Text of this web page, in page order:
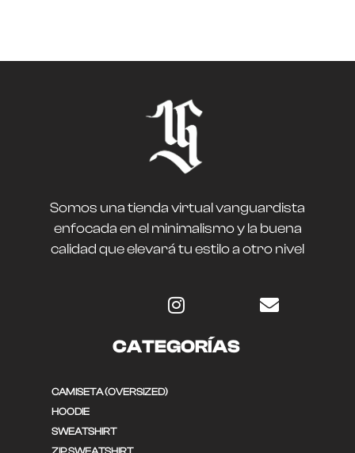
Somos una tienda virtual vanguardista
enfocada en el minimalismo y la buena
calidad que elevará tu estilo a otro nivel
CATEGORÍAS
CAMISETA (OVERSIZED)
HOODIE
SWEATSHIRT